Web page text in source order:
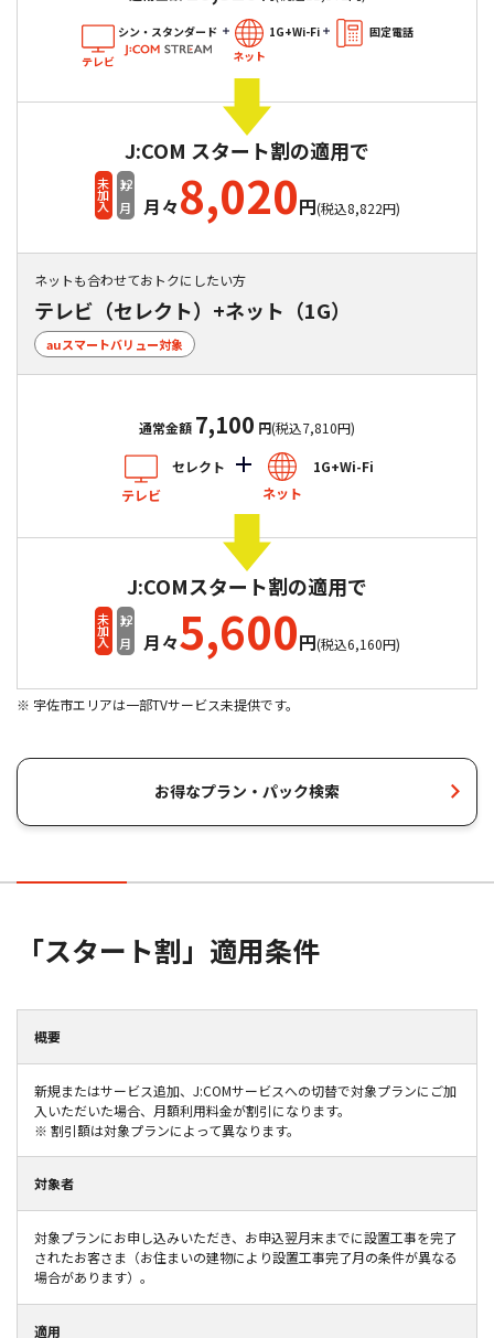
テレビ
シン・スタンダード
ネット
1G+Wi-Fi 固定電話
J:COM スタート割の適用で
未加入 12
カ月 月々8,020円(税込8,822円)
ネットも合わせておトクにしたい方
テレビ（セレクト）+ネット（1G）
auスマートバリュー対象
通常金額 7,100 円(税込7,810円)
テレビ
セレクト
ネット
1G+Wi-Fi
J:COMスタート割の適用で
未加入 12
カ月 月々5,600円(税込6,160円)
まとめてべんりにしたい方
10,520
テレビ
ネット
未加入 12
カ月 月々8,020円(税込8,822円)
ネットも合わせておトクにしたい方
テレビ（セレクト）+ネット（1G）
auスマートバリュー対象
※ 宇佐市エリアは一部TVサービス未提供です。
お得なプラン・パック検索
「スタート割」適用条件
概要
新規またはサービス追加、J:COMサービスへの切替で対象プランにご加
入いただいた場合、月額利用料金が割引になります。
※ 割引額は対象プランによって異なります。
対象者
対象プランにお申し込みいただき、お申込翌月末までに設置工事を完了
されたお客さま（お住まいの建物により設置工事完了月の条件が異なる
場合があります）。
適用